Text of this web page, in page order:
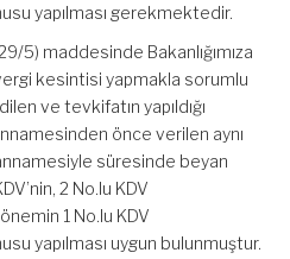
yapılması gerekmektedir.
5) maddesinde Bakanlığımıza
kesintisi yapmakla sorumlu
ve tevkifatın yapıldığı
önce verilen aynı
süresinde beyan
2 No.lu KDV
1 No.lu KDV
yapılması uygun bulunmuştur.